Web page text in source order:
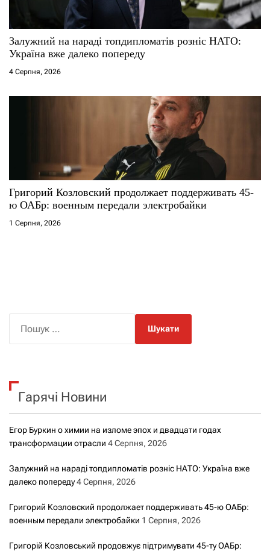
Залужний на нараді топдипломатів розніс НАТО:
Україна вже далеко попереду
4 Серпня, 2026
Григорий Козловский продолжает поддерживать 45-
ю ОАБр: военным передали электробайки
1 Серпня, 2026
к
Гарячі Новини
Егор Буркин о химии на изломе эпох и двадцати годах
трансформации отрасли 4 Серпня, 2026
Залужний на нараді топдипломатів розніс НАТО: Україна вже
далеко попереду4 Серпня, 2026
Григорий Козловский продолжает поддерживать 45-ю ОАБр:
военным передали электробайки 1 Серпня, 2026
Григорій Козловський продовжує підтримувати 45-ту ОАБр: